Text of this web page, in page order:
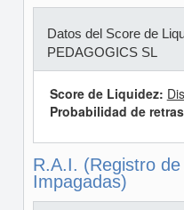
Datos del Score de
PEDAGOGICS SL
Score de Liquidez:
Probabilidad de
R.A.I. (Registro
Impagadas)